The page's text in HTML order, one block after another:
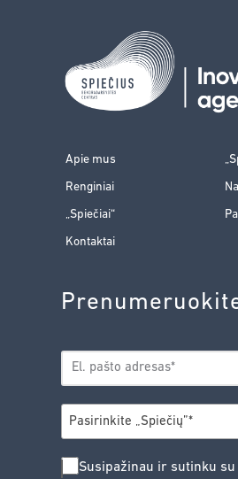
Apie mus
Renginiai
„Spiečiai“
Kontaktai
EL.
PAŠTAS*
MIESTAS*
Pasirinkite „Spiečių”*
SUSIPAŽINAU
Susipažinau ir sutinku